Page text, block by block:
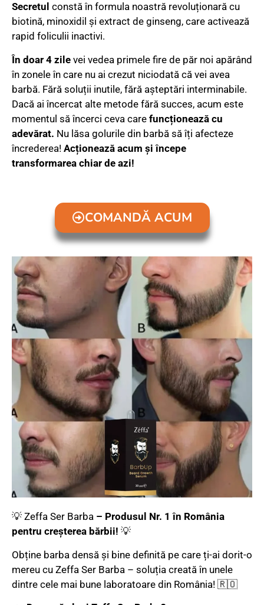
Secretul constă în formula noastră revoluționară cu
biotină, minoxidil și extract de ginseng, care activează
rapid foliculii inactivi.
În doar 4 zile vei vedea primele fire de păr noi apărând
în zonele în care nu ai crezut niciodată că vei avea
barbă. Fără soluții inutile, fără așteptări interminabile.
Dacă ai încercat alte metode fără succes, acum este
momentul să încerci ceva care funcționează cu
adevărat. Nu lăsa golurile din barbă să îți afecteze
încrederea! Acționează acum și începe
transformarea chiar de azi!
COMANDĂ ACUM
💡 Zeffa Ser Barba – Produsul Nr. 1 în România
pentru creșterea bărbii! 💡
Obține barba densă și bine definită pe care ți-ai dorit-o
mereu cu Zeffa Ser Barba – soluția creată în unele
dintre cele mai bune laboratoare din România! 🇷🇴